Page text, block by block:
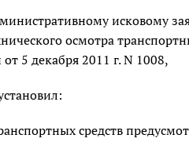
исковому
осмотра
5 декабря 2011 г. N 1008,
средств